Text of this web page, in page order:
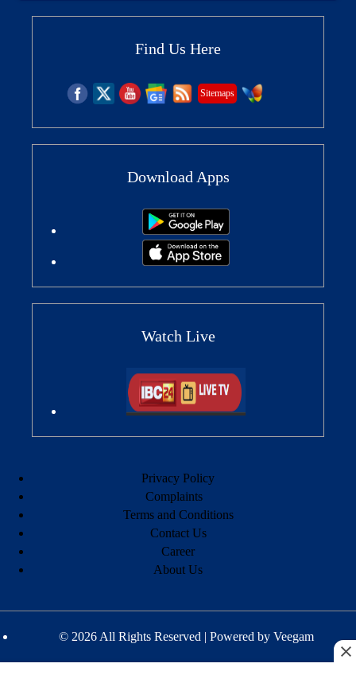
Find Us Here
Sitemaps
Download Apps
Watch Live
Privacy Policy
Complaints
Terms and Conditions
Contact Us
Career
About Us
© 2026 All Rights Reserved | Powered by Veegam